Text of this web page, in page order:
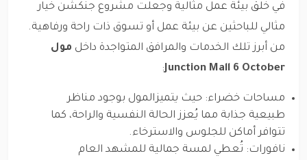
في خلق بيئة عمل مثالية وجعلت مشروع جنكشن خيار
مثالي للباحثين عن بيئة عمل أو تسوق ذات راحة ورفاهية.
من أبرز تلك الخدمات والمرافق المتواجدة داخل مول
Junction Mall 6 October
:
مساحات خضراء: حيث يتميزالمول بوجود مناظر
طبيعية جذابة مما يُعزز الحالة النفسية والراحة، كما
تتوافر أماكن للجلوس والاسترخاء.
نافورات: تُعطي لمسة جمالية للمشهد العام